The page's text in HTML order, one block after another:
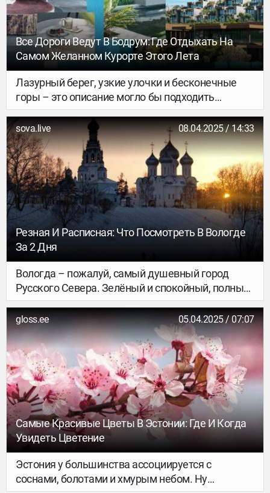
Все Дороги Ведут В Бодрум: Где Отдыхать На
Самом Желанном Курорте Этого Лета
Лазурный берег, узкие улочки и бесконечные
горы – это описание могло бы подходить
дорогим европейским пляжным курортам, но
так начинается наш материал об отдыхе в
Бодруме, самом модном направлении этого
сезона. Турция слишком долго ассоциировалась
исключительно с отелями системы all inclusive со
странной анимацией и бесконечно длинными
шведскими столами. Настало время признать,
что отдых здесь во многом стал заменой югу
Франции и Испании – и речь, конечно же, о
Бодруме.
sova.live 08.04.2025 / 14:33
Резная И Расписная: Что Посмотреть В Вологде
За 2 Дня
Вологда – пожалуй, самый душевный город
Русского Севера. Зелёный и спокойный, полный
любопытных достопримечательностей, богатый
на старинные деревянные домики с резными
наличниками.
gloss.ee 05.04.2025 / 07:07
Самые Красивые Цветы В Эстонии: Где И Когда
Увидеть Цветение
Эстония у большинства ассоциируется с
соснами, болотами и хмурым небом. Ну